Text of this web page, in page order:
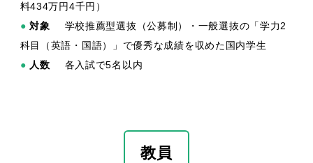
料434万円4千円）
● 対象
学校推薦型選抜（公募制）・一般選抜の「学力2
科目（英語・国語）」で優秀な成績を収めた国内学生
● 人数 各入試で5名以内
教員